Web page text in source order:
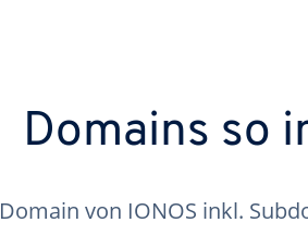
Domains so
Domain von IONOS inkl.